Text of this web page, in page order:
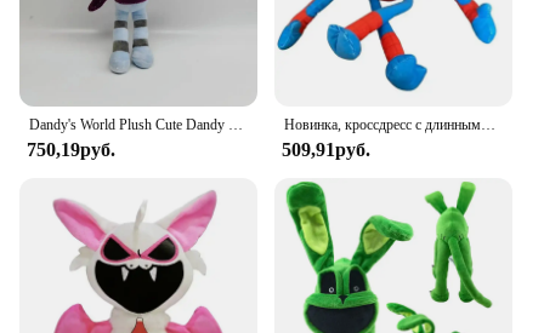
Dandy's World Plush Cute Dandy World Scrap Stuffed Horror Game Goob Pebble Poppys Boxten Plushie Soft Doll Kawaii Игрушка для декора комнаты
750,19руб.
Новинка, кроссдресс с длинными ногами, маковая игра, время, Человек-паук, плюшевая игрушка, игра, окружающие куклы, смешная кукла ха Джимми, Детские Подарочные игрушки
509,91руб.